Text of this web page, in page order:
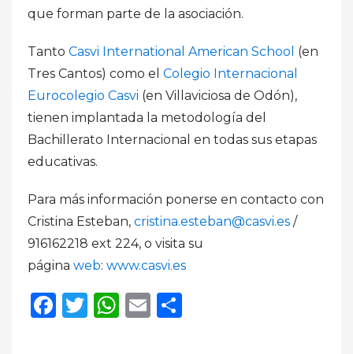
que forman parte de la asociación.
Tanto Casvi International American Schoo (en
Tres Cantos) como el Colegio Internacional
Eurocolegio Casvi (en Villaviciosa de Odón),
tienen implantada la metodología del
Bachillerato Internacional en todas sus etapas
educativas.
Para más información ponerse en contacto con
Cristina Esteban, cristina.esteban@casvi.es /
916162218 ext 224, o visita su
página web: www.casvi.es
Facebook
Twitter
WhatsApp
Email